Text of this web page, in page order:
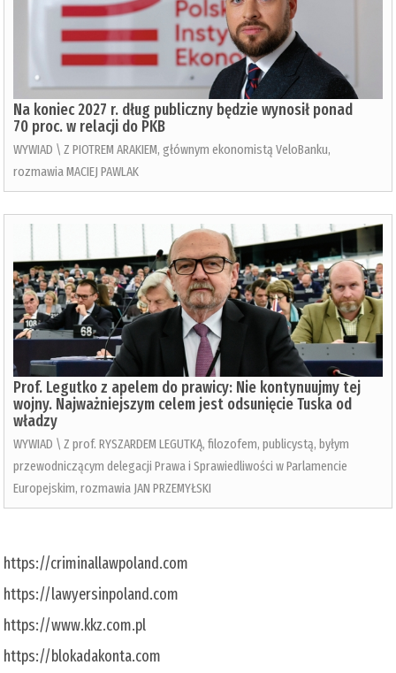
Na koniec 2027 r. dług publiczny będzie wynosił ponad
70 proc. w relacji do PKB
WYWIAD \ Z PIOTREM ARAKIEM, głównym ekonomistą VeloBanku,
rozmawia MACIEJ PAWLAK
Prof. Legutko z apelem do prawicy: Nie kontynuujmy tej
wojny. Najważniejszym celem jest odsunięcie Tuska od
władzy
WYWIAD \ Z prof. RYSZARDEM LEGUTKĄ, filozofem, publicystą, byłym
przewodniczącym delegacji Prawa i Sprawiedliwości w Parlamencie
Europejskim, rozmawia JAN PRZEMYŁSKI
https://criminallawpoland.com
https://lawyersinpoland.com
https://www.kkz.com.pl
https://blokadakonta.com